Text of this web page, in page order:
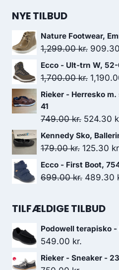
NYE TILBUD
Nature Footwear,
1,299.00kr. Den
pris
909.30
Ecco - Ult-trn W,
1,700.00kr. Den
var:
Rieker - Herresko
41
749.00kr. Den
pris
749.00
524.30
Kennedy Sko,
179.00kr. Den
pris
125.30
Ecco - First Boot,
699.00kr. Den
pris
699.00
489.30
TILFÆLDIGE TILBUD
Podowell terapisko
549.00 kr.
Rieker - Sneaker -